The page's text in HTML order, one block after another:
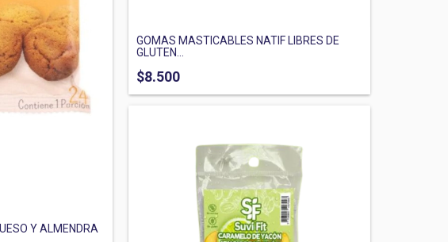
Y ALMENDRA
GOMAS MASTICABLES NATIF LIBRES DE
GLUTEN...
$8.500